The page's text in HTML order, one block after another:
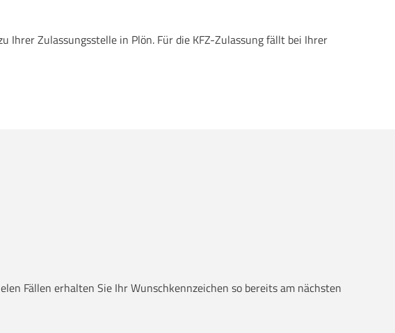
Ihrer Zulassungsstelle in Plön. Für die KFZ-Zulassung fällt bei Ihrer
Fällen erhalten Sie Ihr Wunschkennzeichen so bereits am nächsten